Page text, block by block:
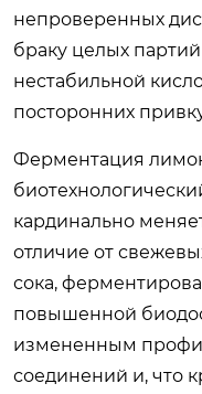
непроверенных
браку целых
нестабильной
посторонних
Ферментация
кардинально
отличие от
сока,
повышенной
измененным
соединений и, что